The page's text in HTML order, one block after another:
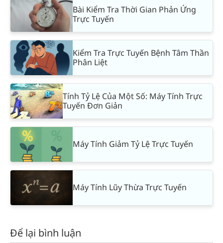
Bài Kiểm Tra Thời Gian Phản Ứng
Trực Tuyến
Kiểm Tra Trực Tuyến Bệnh Tâm Thần
Phân Liệt
Tính Tỷ Lệ Của Một Số: Máy Tính Trực
Tuyến Đơn Giản
Máy Tính Giảm Tỷ Lệ Trực Tuyến
Máy Tính Lũy Thừa Trực Tuyến
Để lại bình luận